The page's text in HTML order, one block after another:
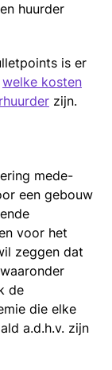
huurder
is er
welke kosten
zijn.
mede-
een gebouw
voor het
zeggen dat
de
die elke
a.d.h.v. zijn